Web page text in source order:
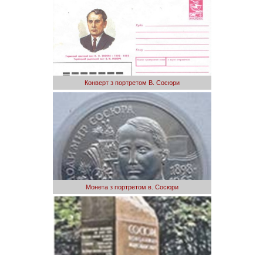
Конверт з портретом В. Сосюри
Монета з портретом в. Сосюри